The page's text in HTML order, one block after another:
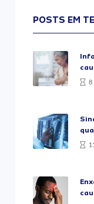
POSTS EM
8